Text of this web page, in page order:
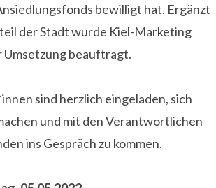
bewilligt hat. Ergänzt
der Stadt wurde Kiel-Marketing
Umsetzung beauftragt.
sind herzlich eingeladen, sich
und mit den Verantwortlichen
ins Gespräch zu kommen.